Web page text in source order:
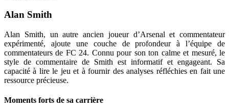
Alan Smith
Alan Smith, un autre ancien joueur d’Arsenal et commentateur
expérimenté, ajoute une couche de profondeur à l’équipe de
commentateurs de FC 24. Connu pour son ton calme et mesuré, le
style de commentaire de Smith est informatif et engageant. Sa
capacité à lire le jeu et à fournir des analyses réfléchies en fait une
ressource précieuse.
Moments forts de sa carrière